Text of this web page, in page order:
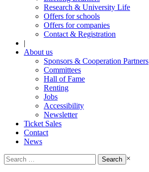
Research & University Life
Offers for schools
Offers for companies
Contact & Registration
|
About us
Sponsors & Cooperation Partners
Committees
Hall of Fame
Renting
Jobs
Accessibility
Newsletter
Ticket Sales
Contact
News
Search
for:
×